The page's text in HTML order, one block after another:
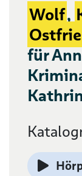
Wolf,
für